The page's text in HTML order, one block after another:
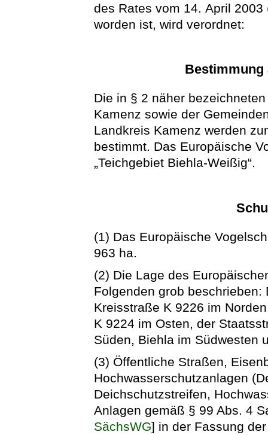
des Rates vom 14. April
worden ist, wird verordnet:
Bestimmung
Die in § 2 näher
Kamenz sowie der
Landkreis Kamenz werden
bestimmt. Das Europäische
„Teichgebiet Biehla-Weißig“.
(1) Das Europäische
963 ha.
(2) Die Lage des
Folgenden grob
Kreisstraße K 9226 im
K 9224 im Osten, der
Süden, Biehla im Südwesten
(3) Öffentliche Straßen,
Hochwasserschutzanlagen
Deichschutzstreifen,
Anlagen gemäß § 99 Abs. 4
SächsWG] in der Fassung